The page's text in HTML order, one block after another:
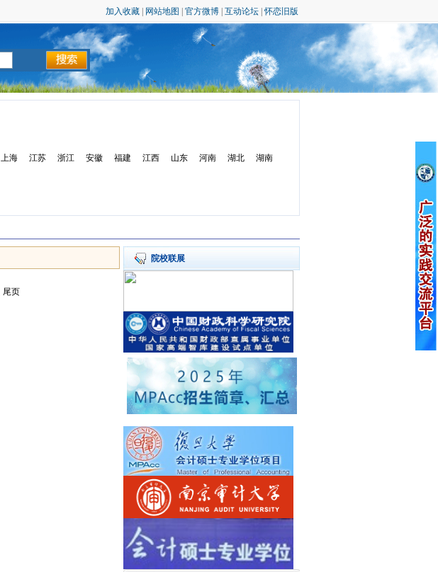
加入收藏 网站地图 官方微博 互动论坛 |怀恋旧版
上海 江苏 浙江 安徽 福建 江西 山东 河南 湖北
湖南
尾页
院校联展